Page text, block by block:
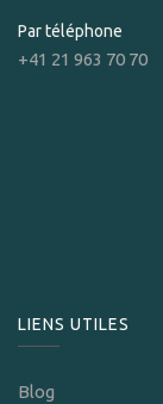
Par téléphone
+41 21 963 70 70
LIENS UTILES
Blog